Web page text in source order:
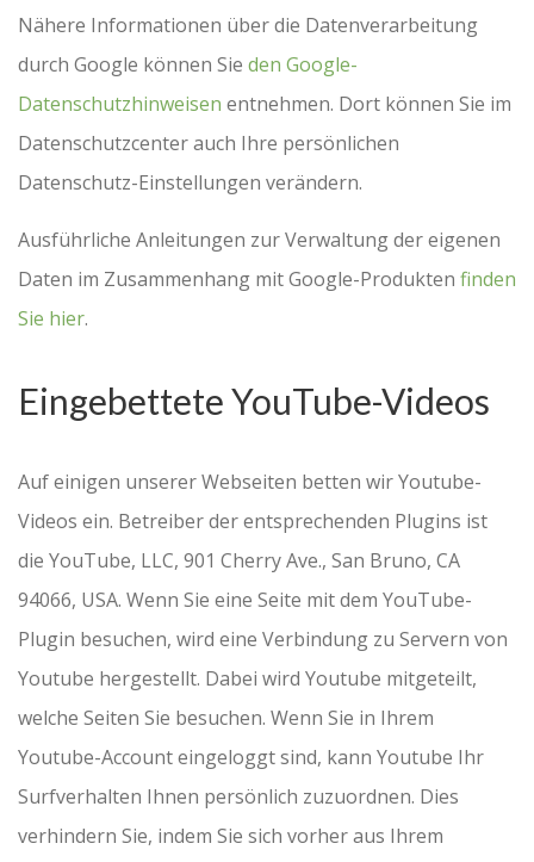
Nähere Informationen über die Datenverarbeitung
durch Google können Sie den Google-
Datenschutzhinweisen entnehmen. Dort können Sie im
Datenschutzcenter auch Ihre persönlichen
Datenschutz-Einstellungen verändern.
Ausführliche Anleitungen zur Verwaltung der eigenen
Daten im Zusammenhang mit Google-Produkten finden
Sie hier.
Eingebettete YouTube-Videos
Auf einigen unserer Webseiten betten wir Youtube-
Videos ein. Betreiber der entsprechenden Plugins ist
die YouTube, LLC, 901 Cherry Ave., San Bruno, CA
94066, USA. Wenn Sie eine Seite mit dem YouTube-
Plugin besuchen, wird eine Verbindung zu Servern von
Youtube hergestellt. Dabei wird Youtube mitgeteilt,
welche Seiten Sie besuchen. Wenn Sie in Ihrem
Youtube-Account eingeloggt sind, kann Youtube Ihr
Surfverhalten Ihnen persönlich zuzuordnen. Dies
verhindern Sie, indem Sie sich vorher aus Ihrem